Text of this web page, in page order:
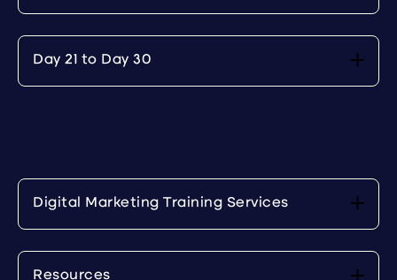
Day 21 to Day 30
Digital Marketing Training Services